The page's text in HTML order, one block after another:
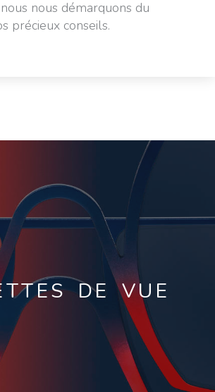
nous démarquons du
précieux conseils.
DE VUE